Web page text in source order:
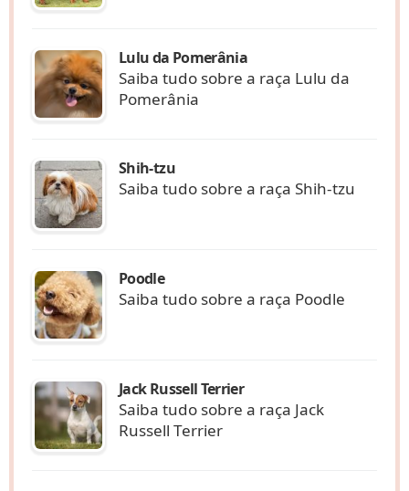
Lulu da Pomerânia
Saiba tudo sobre a raça Lulu da
Pomerânia
Shih-tzu
Saiba tudo sobre a raça Shih-tzu
Poodle
Saiba tudo sobre a raça Poodle
Jack Russell Terrier
Saiba tudo sobre a raça Jack
Russell Terrier